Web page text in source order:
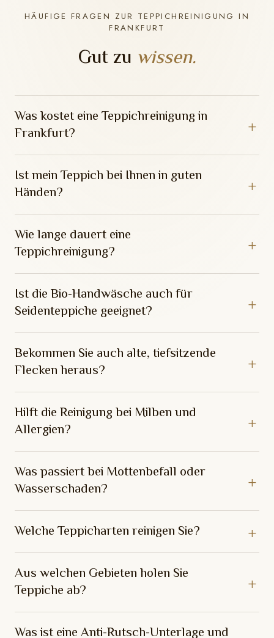
HÄUFIGE FRAGEN ZUR TEPPICHREINIGUNG IN
FRANKFURT
Gut zu wissen.
Was kostet eine Teppichreinigung in
Frankfurt?
Ist mein Teppich bei Ihnen in guten
Händen?
Wie lange dauert eine
Teppichreinigung?
Ist die Bio-Handwäsche auch für
Seidenteppiche geeignet?
Bekommen Sie auch alte, tiefsitzende
Flecken heraus?
Hilft die Reinigung bei Milben und
Allergien?
Was passiert bei Mottenbefall oder
Wasserschaden?
Welche Teppicharten reinigen Sie?
Aus welchen Gebieten holen Sie
Teppiche ab?
Was ist eine Anti-Rutsch-Unterlage und